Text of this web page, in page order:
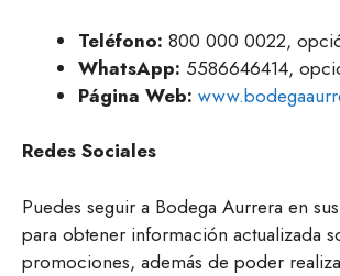
Teléfono: 800 000 0022,
WhatsApp: 5586646414,
Página Web:
Redes Sociales
Puedes seguir a Bodega Aurrera en
para obtener información actualizada
promociones, además de poder